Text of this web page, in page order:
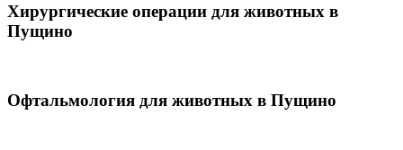
Хирургические операции для животных в
Пущино
Офтальмология для животных в Пущино